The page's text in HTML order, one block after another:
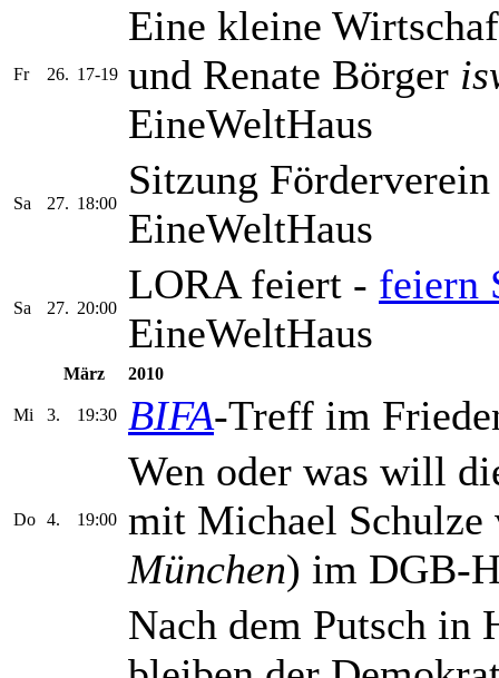
Fr 26. 17-19
Eine kleine
und Renate Börger
EineWeltHaus
Sa 27. 18:00
Sitzung
EineWeltHaus
Sa 27. 20:00
LORA feiert - feiern
EineWeltHaus
März 2010
Mi 3. 19:30 BIFA-Treff im
Do 4. 19:00
Wen oder was will
mit Michael
München) im DGB-
Nach dem Putsch in